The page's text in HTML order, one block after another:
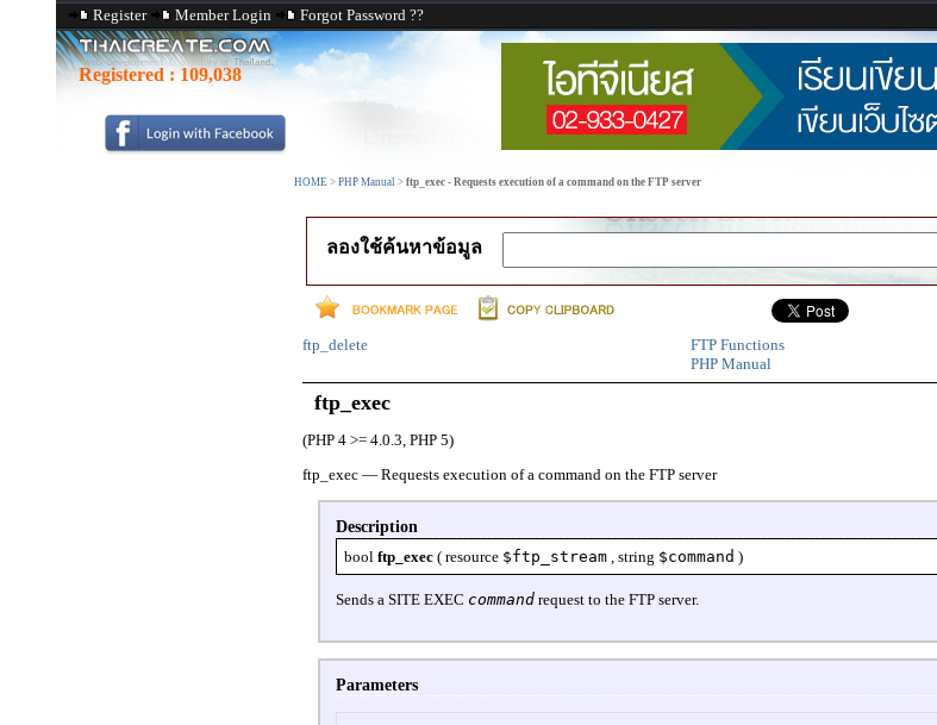
Register Member Login Forgot Password ??
Registered : 109,038
HOME > PHP Manual > ftp_exec - Requests execution of a command on the FTP server
ลองใช้ค้นหาข้อมูล
ftp_delete
FTP Functions
PHP Manual
ftp_exec
(PHP 4 >= 4.0.3, PHP 5)
ftp_exec— Requests execution of a command on the FTP server
Description
bool ftp_exec ( resource $ftp_stream string $command )
Sends a SITE EXEC commandrequest to the FTP server.
Parameters